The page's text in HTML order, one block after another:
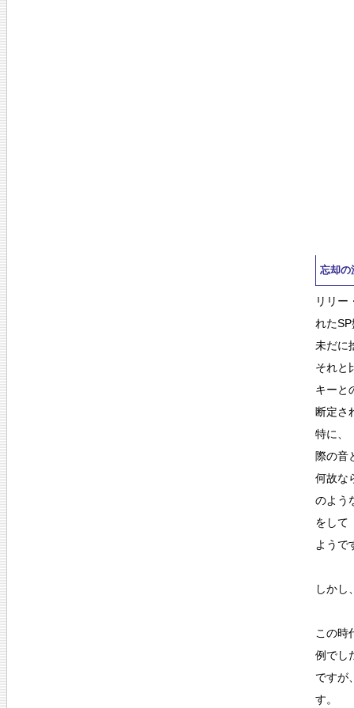
忘却の
リリー
れた
未だに
それと
キーと
断定さ
特に、
際の音
何故な
のよう
をして
ようで
しかし
この時
例でし
ですが
す。